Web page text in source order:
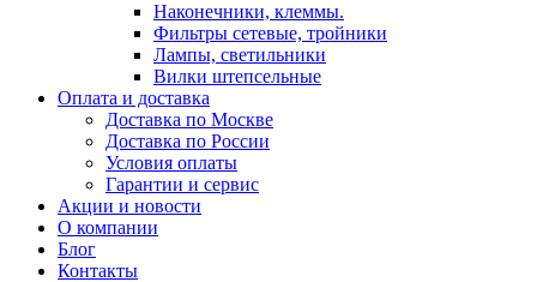
Наконечники, клеммы.
Фильтры сетевые, тройники
Лампы, светильники
Вилки штепсельные
Оплата и доставка
Доставка по Москве
Доставка по России
Условия оплаты
Гарантии и сервис
Акции и новости
О компании
Блог
Контакты